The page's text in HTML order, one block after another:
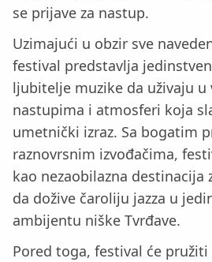
se prijave za nastup.
Uzimajući u obzir sve
festival predstavlja
ljubitelje muzike da uživaju u
nastupima i atmosferi koja
umetnički izraz. Sa bogatim
raznovrsnim izvođačima,
kao nezaobilazna destinacija
da dožive čaroliju jazza u
ambijentu niške Tvrđave.
Pored toga, festival će